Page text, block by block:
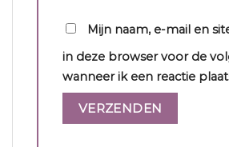
Mijn naam, e-mail en
in deze browser voor de
wanneer ik een reactie